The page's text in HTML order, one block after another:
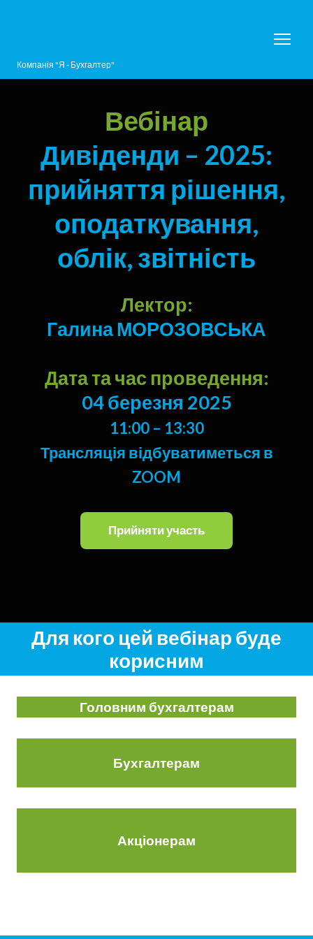
Компанія "Я - Бухгалтер"
Вебінар
Дивіденди – 2025:
прийняття рішення,
оподаткування,
облік, звітність
Лектор:
Галина МОРОЗОВСЬКА
Дата та час проведення:
04 березня 2025
11:00 – 13:30
Трансляція відбуватиметься в
ZOOM
Прийняти участь
Для кого цей вебінар буде
корисним
Головним бухгалтерам
Бухгалтерам
Акціонерам